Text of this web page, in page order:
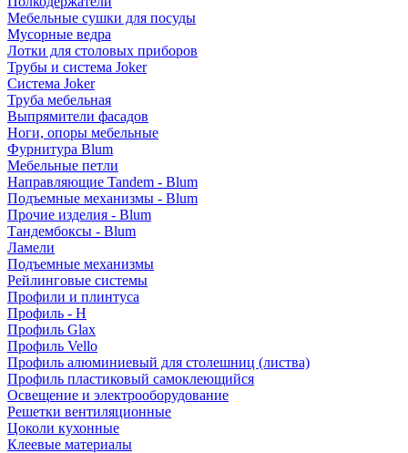
Мебельные сушки для посуды
Мусорные ведра
Лотки для столовых приборов
Трубы и система Joker
Система Joker
Труба мебельная
Выпрямители фасадов
Ноги, опоры мебельные
Фурнитура Blum
Мебельные петли
Направляющие Tandem - Blum
Подъемные механизмы - Blum
Прочие изделия - Blum
Тандембоксы - Blum
Ламели
Подъемные механизмы
Рейлинговые системы
Профили и плинтуса
Профиль - H
Профиль Glax
Профиль Vello
Профиль алюминиевый для столешниц (листва)
Профиль пластиковый самоклеющийся
Освещение и электрооборудование
Решетки вентиляционные
Цоколи кухонные
Клеевые материалы